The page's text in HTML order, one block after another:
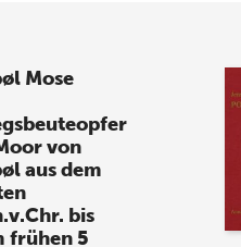
Mose
von
aus dem
bis
frühen 5